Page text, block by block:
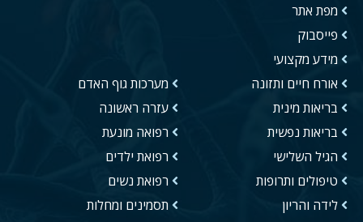
מפת אתר
פייסבוק
מידע מקצועי
אורח חיים ותזונה
בריאות מינית
בריאות נפשית
הגיל השלישי
טיפולים ותרופות
לידה והריון
מערכות גוף האדם
עזרה ראשונה
רפואה מונעת
רפואת ילדים
רפואת נשים
תסמינים ומחלות